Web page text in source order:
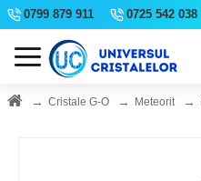
0799 879 911 0725 542 038
Cristale G-O Meteorit